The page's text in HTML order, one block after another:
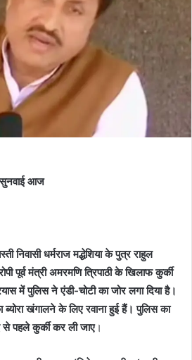
सुनवाई आज
निवासी धर्मराज मद्धेशिया के पुत्र राहुल
पूर्व मंत्री अमरमणि त्रिपाठी के खिलाफ कुर्की
पुलिस ने एंडी-चोटी का जोर लगा दिया है।
ब्योरा खंगालने के लिए रवाना हुई हैं। पुलिस का
से पहले कुर्की कर ली जाए।